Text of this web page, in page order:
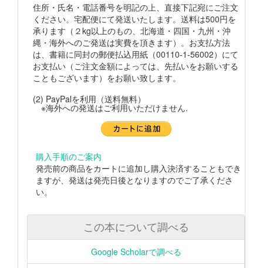
住所・氏名・電話番号を明記の上、直接下記宛にご注文
ください。宅配便にて発送いたします。送料は500円を
承ります（２kg以上のもの、北海道・四国・九州・沖
縄・海外へのご発送は実費を頂きます）。お支払方法
は、書籍に同封の郵便払込用紙（00110-1-56002）にて
お支払い（ご注文金額によっては、先払いをお願いする
こともございます）をお願い致します。
(2) PayPalを利用（送料無料）
※海外への発送はご利用いただけません.
購入手順のご案内
発売前の商品をカートに追加し購入決済することもでき
ますが、発送は発売日後となりますのでご了承くださ
い。
この本について調べる
Google Scholarで調べる